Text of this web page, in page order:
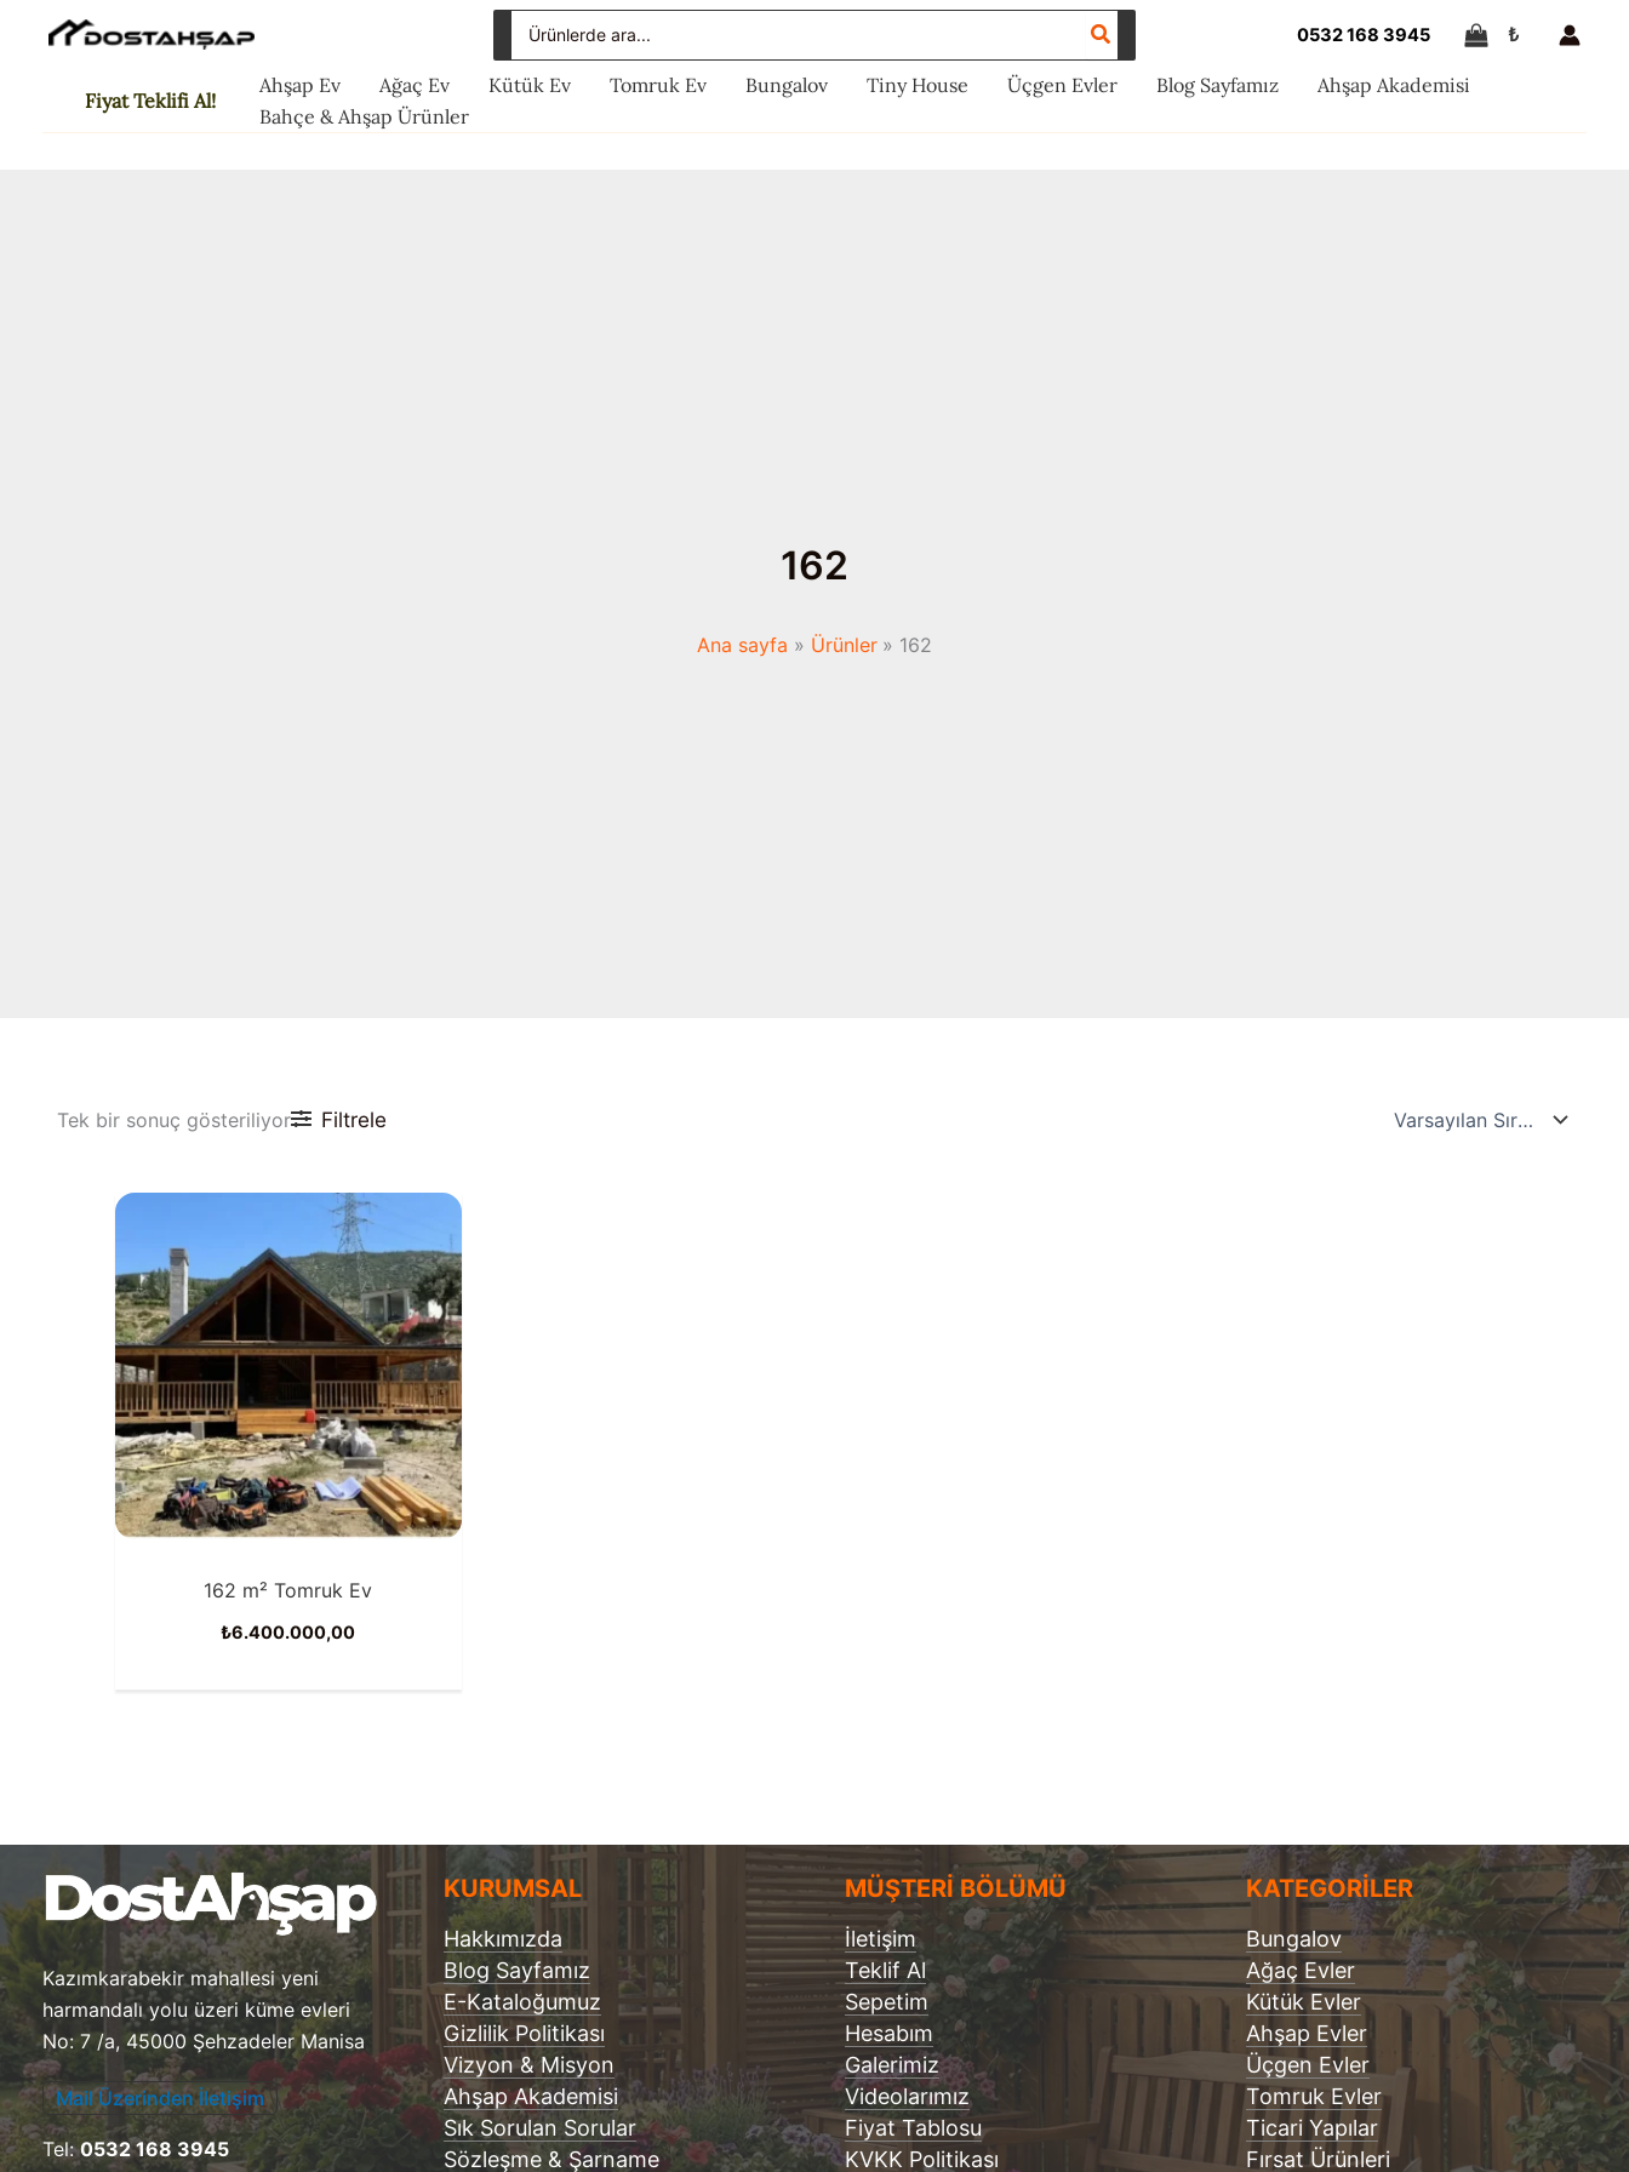
Search
for:
0532 168 3945 ₺
Fiyat Teklifi Al!
Ahşap Ev Ağaç Ev Kütük Ev Tomruk Ev Bungalov Tiny House Üçgen Evler Blog Sayfamız
Ahşap Akademisi
Bahçe & Ahşap Ürünler
162
Ana sayfa Ürünler 162
Tek bir sonuç gösteriliyor Filtrele
162 m² Tomruk Ev
₺6.400.000,00
Kazımkarabekir mahallesi yeni
harmandalı yolu üzeri küme evleri
No: 7 /a, 45000 Şehzadeler Manisa
Mail Üzerinden İletişim
Tel:0532 168 3945
KURUMSAL
Hakkımızda
Blog Sayfamız
E-Kataloğumuz
Gizlilik Politikası
Vizyon & Misyon
Ahşap Akademisi
Sık Sorulan Sorular
Sözleşme & Şarname
MÜŞTERİ BÖLÜMÜ
İletişim
Teklif Al
Sepetim
Hesabım
Galerimiz
Videolarımız
Fiyat Tablosu
KVKK Politikası
KATEGORİLER
Bungalov
Ağaç Evler
Kütük Evler
Ahşap Evler
Üçgen Evler
Tomruk Evler
Ticari Yapılar
Fırsat Ürünleri